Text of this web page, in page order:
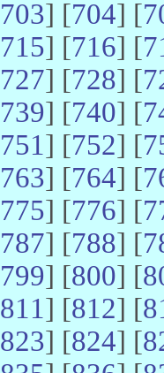
703] [704] [
715] [716] [
727] [728] [
739] [740] [
751] [752] [
763] [764] [
775] [776] [
787] [788] [
799] [800] [
811] [812] [
823] [824] [